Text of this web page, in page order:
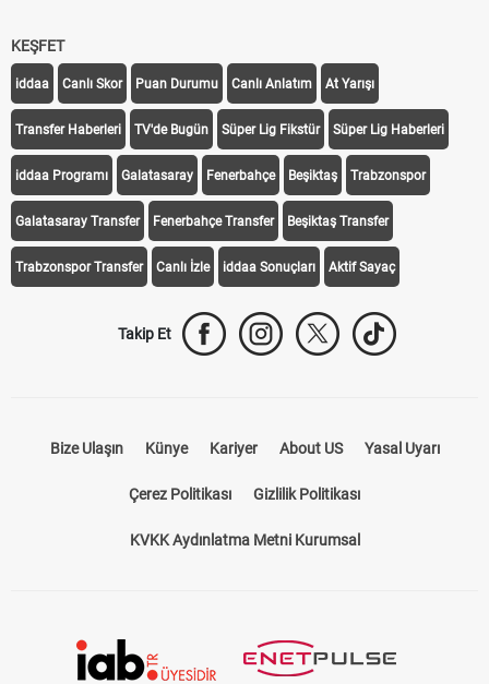
KEŞFET
iddaa Canlı Skor Puan Durumu Canlı Anlatım At Yarışı
Transfer Haberleri TV'de Bugün Süper Lig Fikstür Süper Lig Haberleri
iddaa Programı Galatasaray Fenerbahçe Beşiktaş Trabzonspor
Galatasaray Transfer Fenerbahçe Transfer Beşiktaş Transfer
Trabzonspor Transfer Canlı İzle iddaa Sonuçları Aktif Sayaç